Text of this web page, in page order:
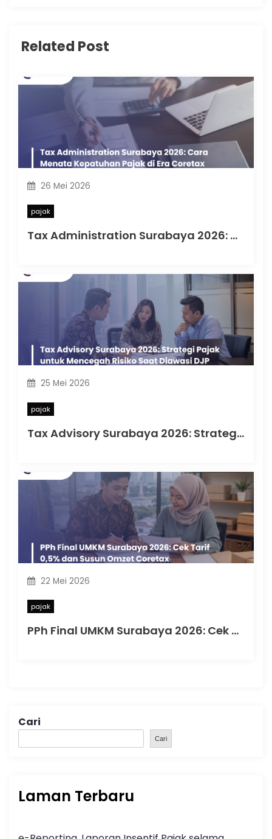
Related Post
26 Mei 2026
pajak
Tax Administration Surabaya 2026: Cara Menata Kepatuhan Pajak di Era Coretax
25 Mei 2026
pajak
Tax Advisory Surabaya 2026: Strategi Pajak untuk Mencegah Risiko Saat Diawasi DJP
22 Mei 2026
pajak
PPh Final UMKM Surabaya 2026: Cek Tarif 0,5% dan Susun Omzet Coretax
Cari
Cari
Laman Terbaru